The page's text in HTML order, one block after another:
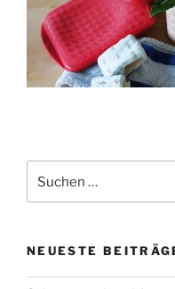
nach:
NEUESTE